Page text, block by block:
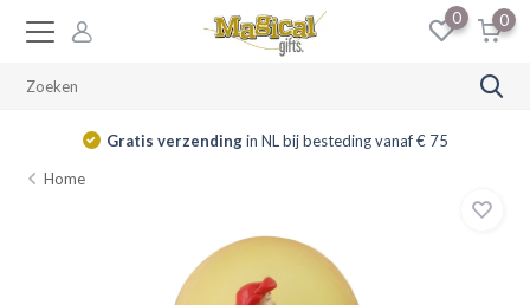
0 0
Gratis verzendingin NL bij besteding vanaf € 75
Home